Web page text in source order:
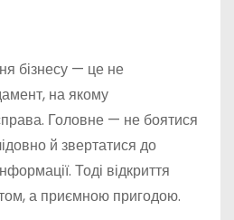
бізнесу — це не
на якому
Головне — не боятися
й звертатися до
Тоді відкриття
а приємною пригодою.